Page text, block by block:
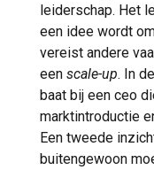
leiderschap. Het
een idee wordt
vereist andere
een scale-up. In
baat bij een ceo
marktintroductie
Een tweede
buitengewoon